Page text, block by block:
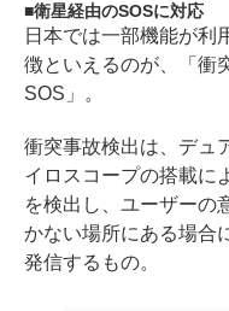
衛星経由のSOSに対応
日本では一部機能が利
徴といえるのが、「衝
SOS」。
衝突事故検出は、デュ
イロスコープの搭載に
を検出し、ユーザーの
かない場所にある場合
発信するもの。